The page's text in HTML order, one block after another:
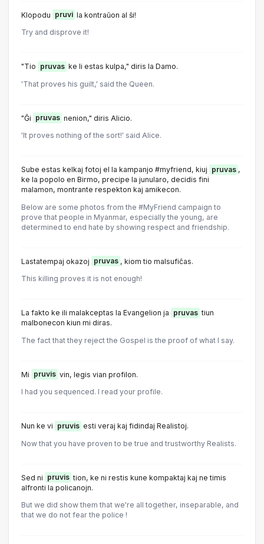
Klopodu pruvi la kontraŭon al ŝi!
Try and disprove it!
"Tio pruvas ke li estas kulpa," diris la Damo.
'That proves his guilt,' said the Queen.
"Ĝi pruvas nenion," diris Alicio.
'It proves nothing of the sort!' said Alice.
Sube estas kelkaj fotoj el la kampanjo #myfriend, kiuj pruvas ,
ke la popolo en Birmo, precipe la junularo, decidis fini
malamon, montrante respekton kaj amikecon.
Below are some photos from the #MyFriend campaign to
prove that people in Myanmar, especially the young, are
determined to end hate by showing respect and friendship.
Lastatempaj okazoj pruvas , kiom tio malsufiĉas.
This killing proves it is not enough!
La fakto ke ili malakceptas la Evangelion ja pruvas tiun
malbonecon kiun mi diras.
The fact that they reject the Gospel is the proof of what I say.
Mi pruvis vin, legis vian profilon.
I had you sequenced. I read your profile.
Nun ke vi pruvis esti veraj kaj fidindaj Realistoj.
Now that you have proven to be true and trustworthy Realists.
Sed ni pruvis tion, ke ni restis kune kompaktaj kaj ne timis
alfronti la policanojn.
But we did show them that we're all together, inseparable, and
that we do not fear the police !